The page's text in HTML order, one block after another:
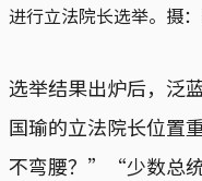
进行立法院长选举。摄
选举结果出炉后，泛
国瑜的立法院长位置
不弯腰？”“少数总